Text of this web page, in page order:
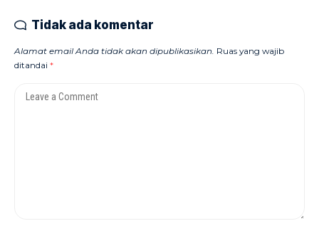
Tidak ada komentar
Alamat email Anda tidak akan dipublikasikan. Ruas yang wajib
ditandai *